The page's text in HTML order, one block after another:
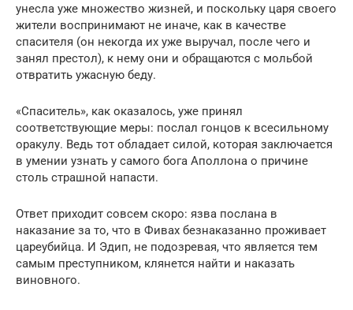
унесла уже множество жизней, и поскольку царя своего
жители воспринимают не иначе, как в качестве
спасителя (он некогда их уже выручал, после чего и
занял престол), к нему они и обращаются с мольбой
отвратить ужасную беду.
«Спаситель», как оказалось, уже принял
соответствующие меры: послал гонцов к всесильному
оракулу. Ведь тот обладает силой, которая заключается
в умении узнать у самого бога Аполлона о причине
столь страшной напасти.
Ответ приходит совсем скоро: язва послана в
наказание за то, что в Фивах безнаказанно проживает
цареубийца. И Эдип, не подозревая, что является тем
самым преступником, клянется найти и наказать
виновного.